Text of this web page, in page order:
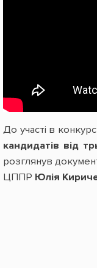
До участі в
кандидатів від
розглянув
ЦППР Юлія